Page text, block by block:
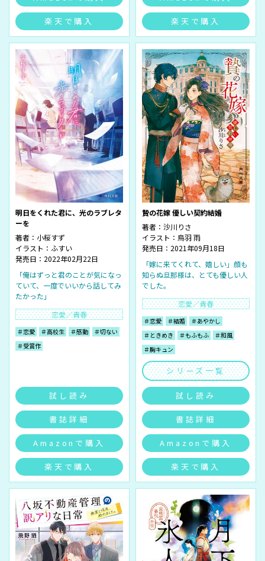
楽天で購入 楽天で購入
明日をくれた君に、光のラブレタ
ーを
著者： 小桜すず
イラスト： ふすい
発売日：2022年02月22日
「俺はずっと君のことが気になっ
ていて、一度でいいから話してみ
たかった」
恋愛／青春
＃恋愛 ＃高校生 ＃感動
＃切ない
＃受賞作
試し読み
書誌詳細
Amazonで購入
楽天で購入
贄の花嫁 優しい契約結婚
著者： 沙川りさ
イラスト： 烏羽 雨
発売日：2021年09月18日
「嫁に来てくれて、嬉しい」顔も
知らぬ旦那様は、とても優しい人
でした。
恋愛／青春
＃恋愛 ＃結婚
＃あやかし
＃ときめき
＃もふもふ
＃和風
＃胸キュン
シリーズ一覧
試し読み
書誌詳細
Amazonで購入
楽天で購入